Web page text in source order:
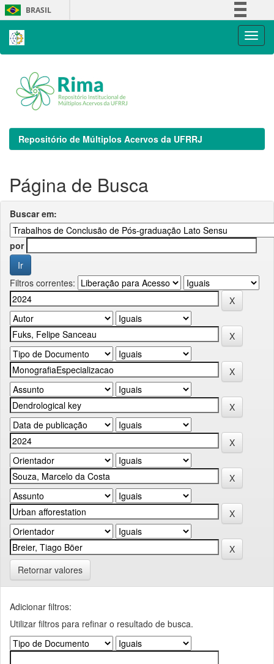
Skip
navigation
BRASIL
Repositório de Múltiplos Acervos da UFRRJ
Página de Busca
Buscar em:
por
Filtros correntes:
Retornar valores
Adicionar filtros:
Utilizar filtros para refinar o resultado de busca.